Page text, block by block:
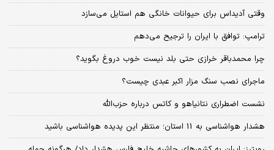
وقتی آدیداس برای حیوانات خانگی هم استایل می‌سازد
ترامپ: توافق با ایران را ترجیح می‌دهم
چرا محمدباقر خرازی حتی بلد نیست خوب دروغ بگوید؟
ماجرای نصب سنگ مزار اکبر عبدی چیست؟
نشست اضطراری نتانیاهو و کاتس درباره حزب‌الله
هشدار هواشناسی به 11 استان؛ منتظر این پدیده هواشناسی باشید